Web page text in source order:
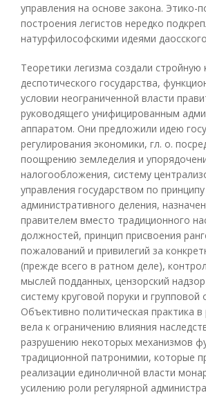
управления на основе закона. Этико-
построения легистов нередко
натурфилософскими идеями
Теоретики легизма создали стройную
деспотического государства,
условии неограниченной власти
руководящего унифицированным
аппаратом. Они предложили идею
регулирования экономики, гл. о.
поощрению земледелия и
налогообложения, систему
управления государством по
административного деления,
правителем вместо традиционного
должностей, принцип присвоения
пожалований и привилегий за
(прежде всего в ратном деле),
мыслей подданных, цензорский
систему круговой поруки и групповой
Объективно политическая практика в
вела к ограничению влияния
разрушению некоторых механизмов
традиционной патронимии, которые
реализации единоличной власти
усилению роли регулярной